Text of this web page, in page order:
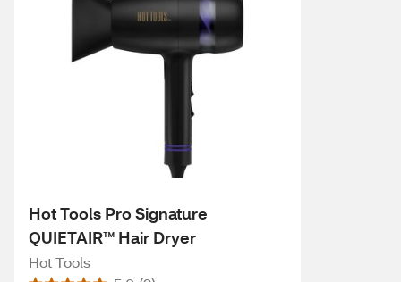
Hot Tools Pro Signature
QUIETAIR™ Hair Dryer
Hot Tools